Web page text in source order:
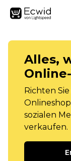
Alles,
Richten
sozialen
verkaufen.